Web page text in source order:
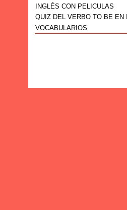
INGLÉS CON PELICULAS
QUIZ DEL VERBO TO BE EN
VOCABULARIOS